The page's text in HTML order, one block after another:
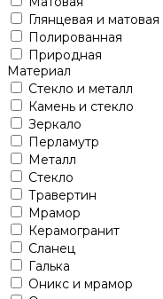
Глянцевая и матовая
Полированная
Природная
Материал
Стекло и металл
Камень и стекло
Зеркало
Перламутр
Металл
Стекло
Травертин
Мрамор
Керамогранит
Сланец
Галька
Оникс и мрамор